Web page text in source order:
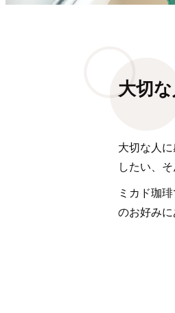
大切
大切な人
したい、
ミカド珈
のお好みに